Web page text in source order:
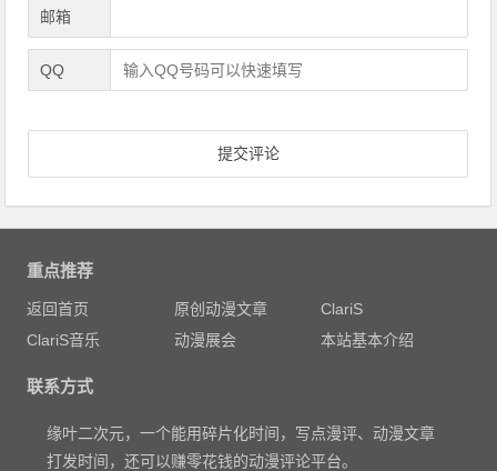
邮箱
QQ
重点推荐
返回首页 原创动漫文章
ClariS
ClariS音乐
动漫展会 本站基本介绍
联系方式
缘叶二次元，一个能用碎片化时间，写点漫评、动漫文章
打发时间，还可以赚零花钱的动漫评论平台。